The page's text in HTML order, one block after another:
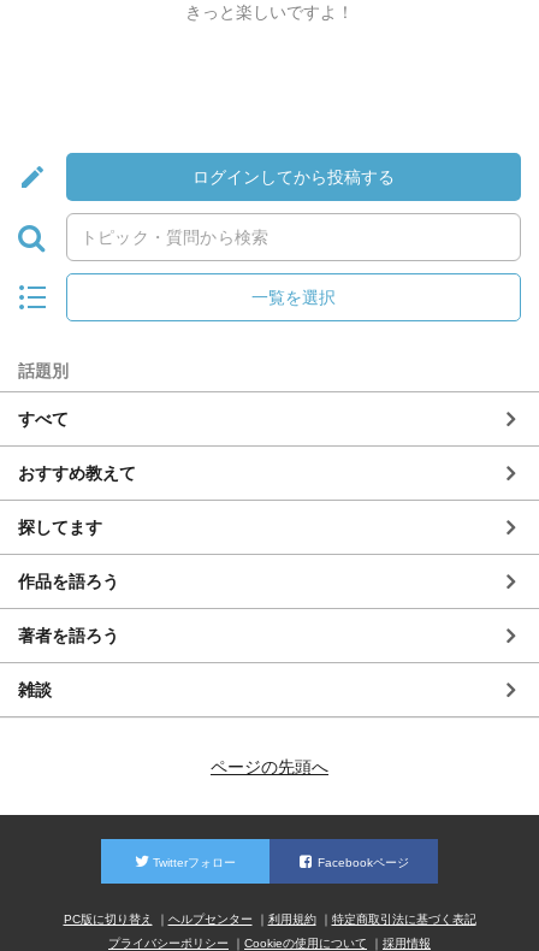
きっと楽しいですよ！
ログインしてから投稿する
一覧を選択
話題別
すべて
おすすめ教えて
探してます
作品を語ろう
著者を語ろう
雑談
ページの先頭へ
Twitterフォロー Facebookページ
PC版に切り替え ヘルプセンター 利用規約
特定商取引法に基づく表記
プライバシーポリシー
Cookieの使用について 採用情報